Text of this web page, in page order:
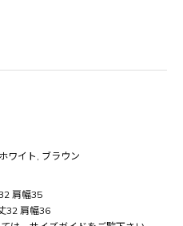
ワイト, ブラウン
肩幅35
32 肩幅36